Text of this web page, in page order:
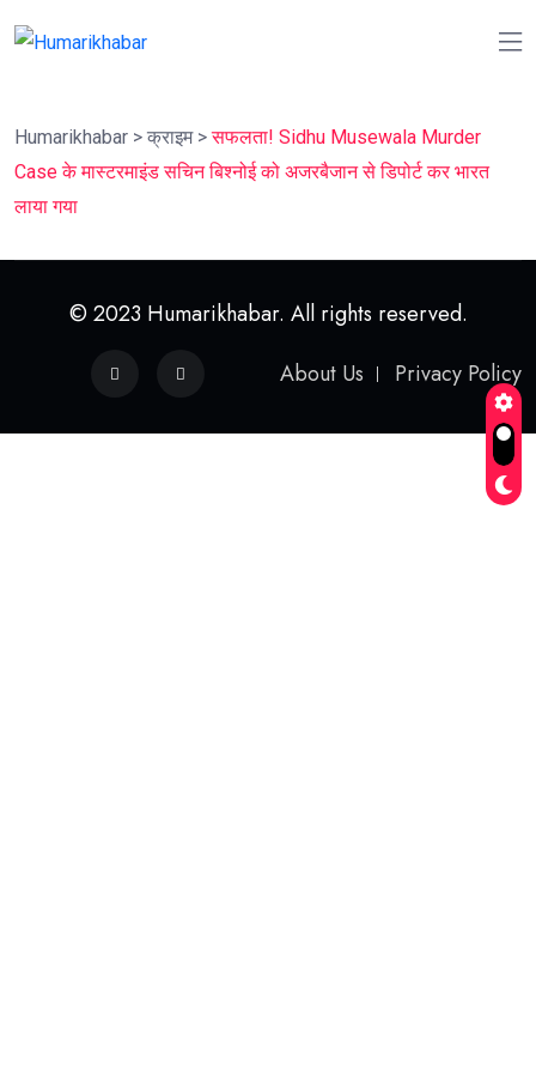
Humarikhabar > क्राइम>सफलता! Sidhu Musewala Murder
Case के मास्टरमाइंड सचिन बिश्नोई को अजरबैजान से डिपोर्ट कर भारत
लाया गया
© 2023 Humarikhabar. All rights reserved.
About Us
Privacy Policy